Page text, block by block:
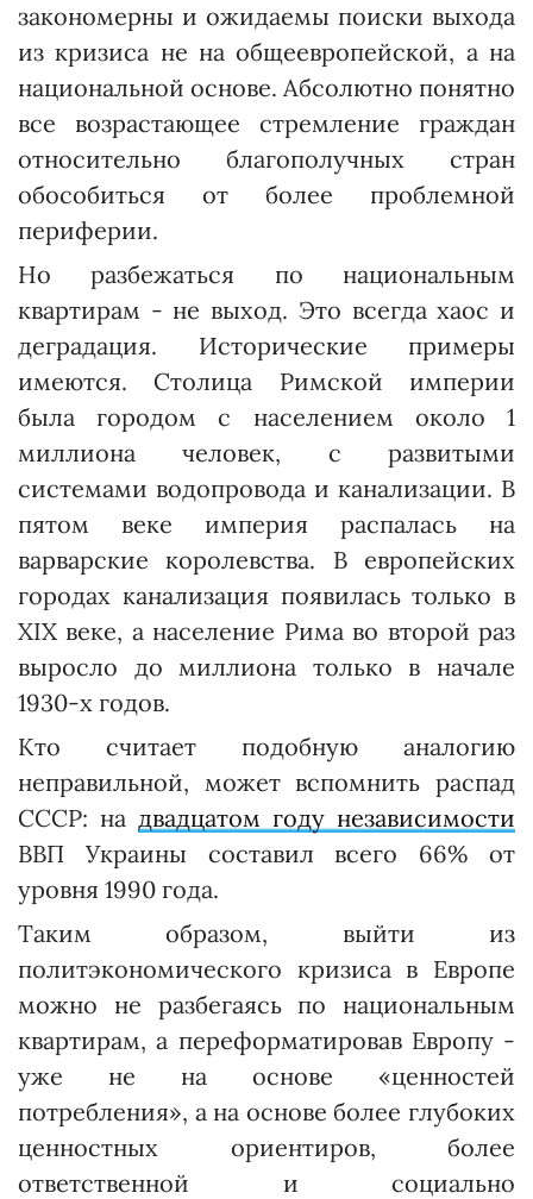
закономерны и ожидаемы поиски выхода
из кризиса не на общеевропейской, а на
национальной основе. Абсолютно понятно
все возрастающее стремление граждан
относительно благополучных стран
обособиться от более проблемной
периферии.
Но разбежаться по национальным
квартирам - не выход. Это всегда хаос и
деградация. Исто­ри­ческие примеры
имеются. Столица Римской империи
была городом с населением около 1
миллиона человек, с развитыми
системами водопровода и канализации. В
пятом веке империя распалась на
варварские королевства. В европейских
городах канализация появилась только в
XIX веке, а население Рима во второй раз
выросло до миллиона только в начале
1930-х годов.
Кто считает подобную аналогию
неправильной, может вспомнить распад
СССР: на двадцатом го­ду независимости
ВВП Украи­ны составил всего 66% от
уровня 1990 го­да.
Таким образом, выйти из
политэкономического кризиса в Европе
можно не разбегаясь по национальным
квартирам, а переформатировав Европу -
уже не на основе «ценностей
потребления», а на основе более глубоких
ценностных ориентиров, более
ответственной и социально